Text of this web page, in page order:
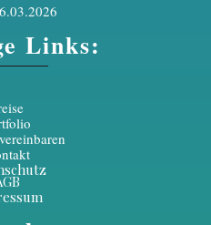
Links: